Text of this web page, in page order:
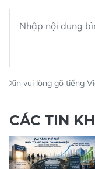
Xin vui lòng gõ tiếng
CÁC TIN